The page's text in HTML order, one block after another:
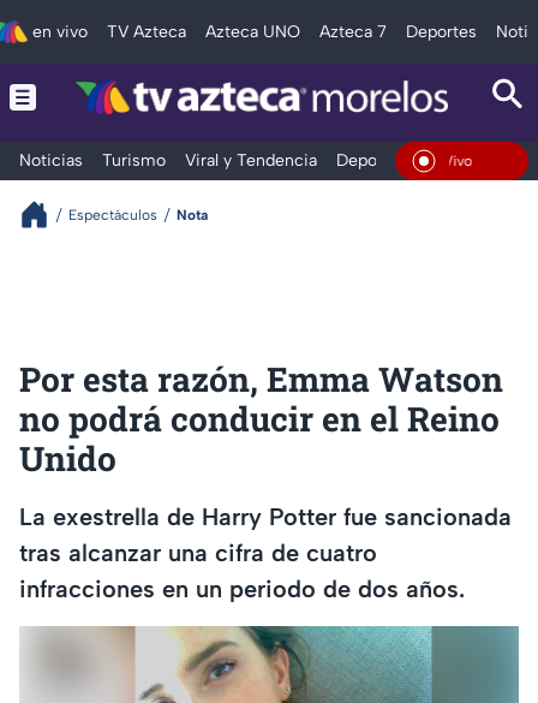
en vivo TV Azteca Azteca UNO Azteca 7 Deportes
Noticias Turismo Viral y Tendencia Deportes Espectáculos
En Vivo
Espectáculos Nota
Por esta razón, Emma Watson
no podrá conducir en el Reino
Unido
La exestrella de Harry Potter fue sancionada
tras alcanzar una cifra de cuatro
infracciones en un periodo de dos años.